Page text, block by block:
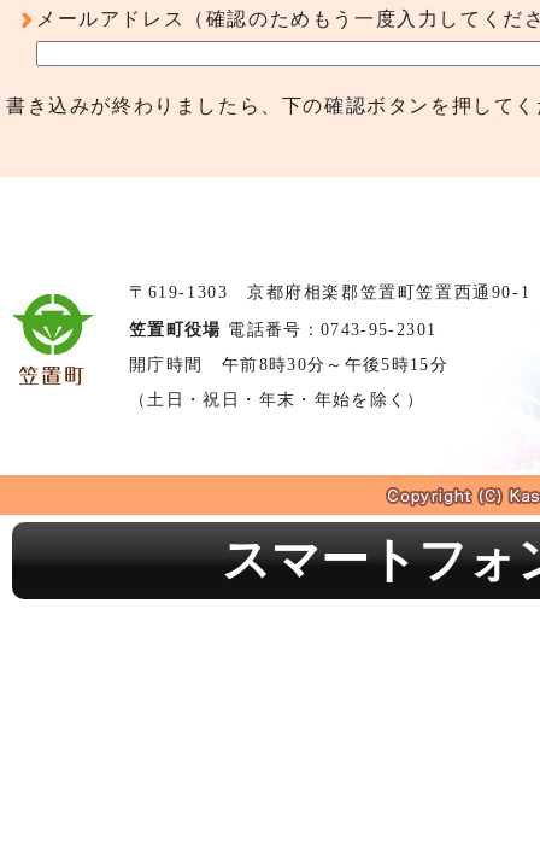
メールアドレス（確認のためもう一度入力してくだ
書き込みが終わりましたら、下の確認ボタンを押して
〒619-1303 京都府相楽郡笠置町笠置西通90-1
笠置町役場 電話番号：0743-95-2301
開庁時間 午前8時30分～午後5時15分
（土日・祝日・年末・年始を除く）
スマートフォ